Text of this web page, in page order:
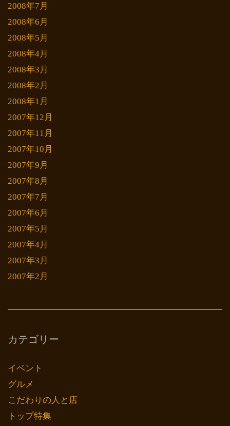
2008年7月
2008年6月
2008年5月
2008年4月
2008年3月
2008年2月
2008年1月
2007年12月
2007年11月
2007年10月
2007年9月
2007年8月
2007年7月
2007年6月
2007年5月
2007年4月
2007年3月
2007年2月
カテゴリー
イベント
グルメ
こだわりの人と店
トップ特集